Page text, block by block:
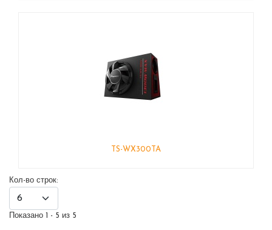
TS-WX300TA
Кол-во строк:
Показано 1 - 5 из 5